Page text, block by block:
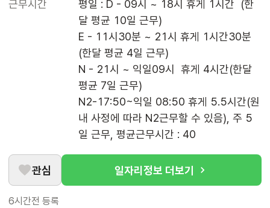
근무시간
평일 : D - 09시 ~ 18시 휴게 1시간  (한
달 평균 10일 근무)
E - 11시30분 ~ 21시 휴게 1시간30분
(한달 평균 4일 근무)
N - 21시 ~ 익일09시  휴게 4시간(한달
평균 7일 근무)
N2-17:50~익일 08:50 휴게 5.5시간(원
내 사정에 따라 N2근무할 수 있음), 주 5
일 근무, 평균근무시간 : 40
관심 일자리정보 더보기
6시간전 등록